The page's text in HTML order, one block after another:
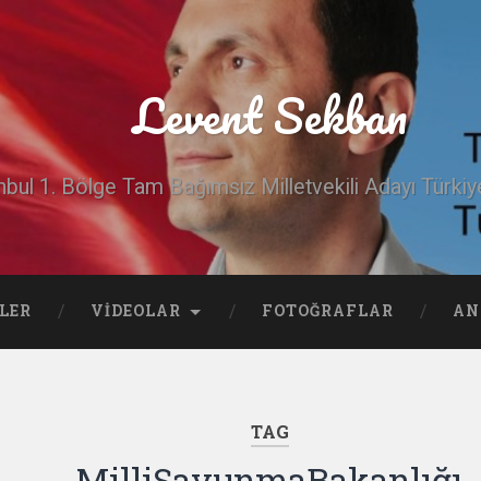
Levent Sekban
1. Bölge Tam Bağımsız Milletvekili Adayı
VIDEOLAR FOTOĞRAFLAR
TAG